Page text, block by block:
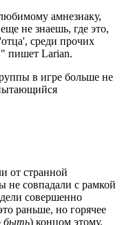
амнезиаку,
не знаешь, где это,
среди прочих
пишет Larian.
в игре больше не
от странной
не совпадали с рамкой
совершенно
раньше, но горячее
быть) концом этому.